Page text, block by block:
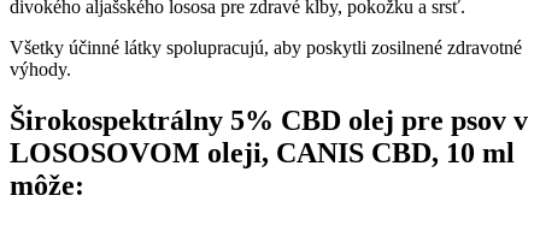
divokého aljašského lososa pre zdravé kĺby, pokožku a srsť.
Všetky účinné látky spolupracujú, aby poskytli zosilnené zdravotné
výhody.
Širokospektrálny 5% CBD olej pre psov v
LOSOSOVOM oleji, CANIS CBD, 10 ml
môže: